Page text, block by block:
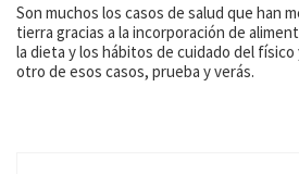
Son muchos los casos de salud que han
tierra gracias a la incorporación de
la dieta y los hábitos de cuidado del
otro de esos casos, prueba y verás.